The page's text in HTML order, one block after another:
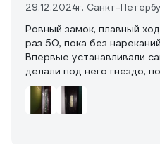
29.12.2024г. Санкт-
Ровный замок, плавный
раз 50, пока без
Впервые устанавливали
делали под него гнездо,
немного криво.
Сверло на 16 + болгарка
отверстий.Разметка